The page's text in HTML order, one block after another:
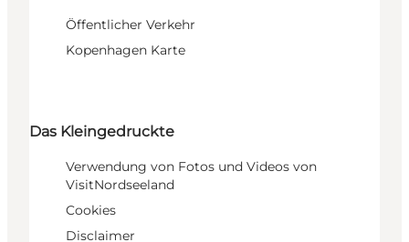
Öffentlicher Verkehr
Kopenhagen Karte
Das Kleingedruckte
Verwendung von Fotos und Videos von
VisitNordseeland
Cookies
Disclaimer